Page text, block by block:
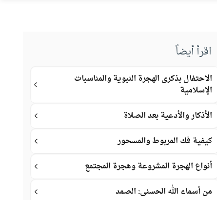
اقرأ أيضاً
الاحتفال بذكرى الهجرة النبوية والمناسبات
الإسلامية
الأذكار والأدعية بعد الصلاة
كيفية فك المربوط والمسحور
أنواع الهجرة المشروعة وهجرة المجتمع
من أسماء الله الحسنى: الصمد